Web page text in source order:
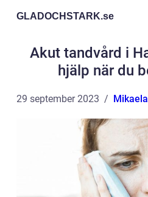
GLADOCHSTARK.se
Akut tandvård i
hjälp när du
29 september 2023